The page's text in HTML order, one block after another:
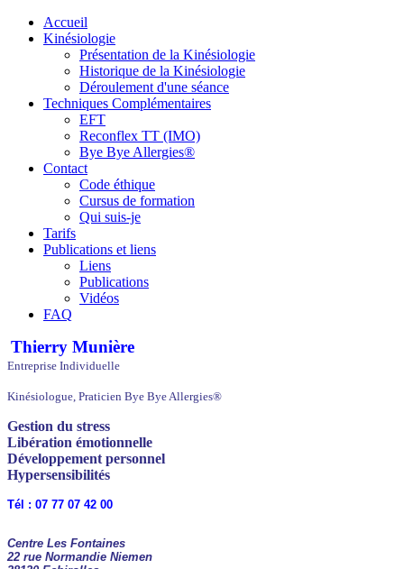
Accueil
Kinésiologie
Présentation de la Kinésiologie
Historique de la Kinésiologie
Déroulement d'une séance
Techniques Complémentaires
EFT
Reconflex TT (IMO)
Bye Bye Allergies®
Contact
Code éthique
Cursus de formation
Qui suis-je
Tarifs
Publications et liens
Liens
Publications
Vidéos
FAQ
Thierry Munière
Entreprise Individuelle
Kinésiologue, Praticien Bye Bye Allergies®
Gestion du stress
Libération émotionnelle
Développement personnel
Hypersensibilités
Tél : 07 77 07 42 00
Centre Les Fontaines
22 rue Normandie Niemen